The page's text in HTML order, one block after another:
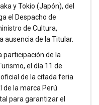
y Tokio (Japón), del
el Despacho de
de Cultura,
ausencia de la Titular.
participación de la
el día 11 de
de la citada feria
de la marca Perú
para garantizar el